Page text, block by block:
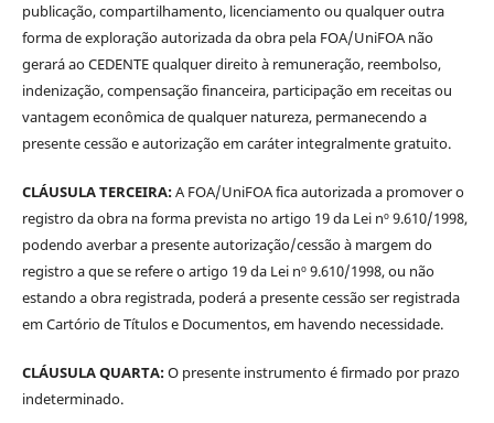
publicação, compartilhamento, licenciamento ou qualquer outra
forma de exploração autorizada da obra pela FOA/UniFOA não
gerará ao CEDENTE qualquer direito à remuneração, reembolso,
indenização, compensação financeira, participação em receitas ou
vantagem econômica de qualquer natureza, permanecendo a
presente cessão e autorização em caráter integralmente gratuito.
CLÁUSULA TERCEIRA:A FOA/UniFOA fica autorizada a promover o
registro da obra na forma prevista no artigo 19 da Lei nº 9.610/1998,
podendo averbar a presente autorização/cessão à margem do
registro a que se refere o artigo 19 da Lei nº 9.610/1998, ou não
estando a obra registrada, poderá a presente cessão ser registrada
em Cartório de Títulos e Documentos, em havendo necessidade.
CLÁUSULA QUARTA:O presente instrumento é firmado por prazo
indeterminado.